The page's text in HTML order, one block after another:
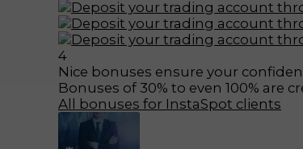
4
Nice bonuses ensure your
Bonuses of 30% to even 100% are
All bonuses for InstaSpot clients